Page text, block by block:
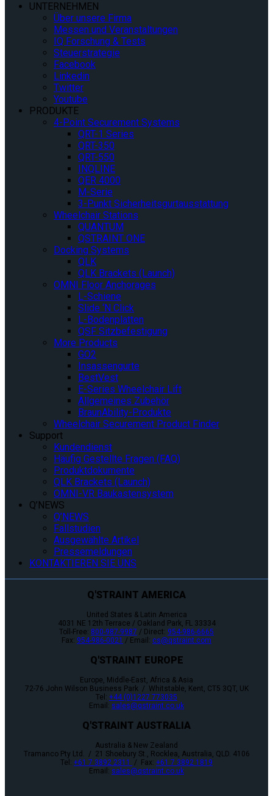
UNTERNEHMEN
Über unsere Firma
Messen und Veranstaltungen
IQ Forschung & Tests
Steuerstrategie
Facebook
Linkedin
Twitter
Youtube
PRODUKTE
4-Point Securement Systems
QRT-1 Series
QRT-350
QRT-550
INQLINE
QER 4000
M-Serie
3-Punkt Sicherheitsgurtausstattung
Wheelchair Stations
QUANTUM
QSTRAINT ONE
Docking Systems
QLK
QLK Brackets (Launch)
OMNI Floor Anchorages
L-Schiene
Slide ‘N Click
L-Bodenplatten
QSF Sitzbefestigung
More Products
GO2
Insassengurte
BestVest
E-Series Wheelchair Lift
Allgemeines Zubehör
BraunAbility-Produkte
Wheelchair Securement Product Finder
Support
Kundendienst
Häufig Gestellte Fragen (FAQ)
Produktdokumente
QLK Brackets (Launch)
OMNI-VR Baukastensystem
Q’NEWS
Q’NEWS
Fallstudien
Ausgewählte Artikel
Pressemeldungen
KONTAKTIEREN SIE UNS
Q'STRAINT AMERICA
United States & Latin America
4031 NE 12th Terrace / Oakland Park, FL 33334
Toll-Free: 800-987-9987 / Direct: 954-986-6665
Fax: 954-986-0021 / Email: cs@qstraint.com
Q'STRAINT EUROPE
Europe, Middle-East, Africa & Asia
72-76 John Wilson Business Park / Whitstable, Kent, CT5 3QT, UK
Tel: +44 (0)1227 773035
Email: sales@qstraint.co.uk
Q'STRAINT AUSTRALIA
Australia & New Zealand
Tramanco Pty Ltd. / 21 Shoebury St., Rocklea, Australia, QLD. 4106
Tel: +61 7 3892 2311 / Fax: +61 7 3892 1819
Email: sales@qstraint.co.uk